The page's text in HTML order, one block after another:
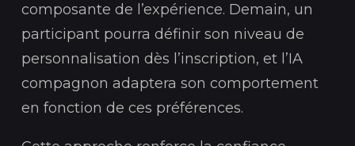
composante de l’expérience. Demain, un
participant pourra définir son niveau de
personnalisation dès l’inscription, et l’IA
compagnon adaptera son comportement
en fonction de ces préférences.